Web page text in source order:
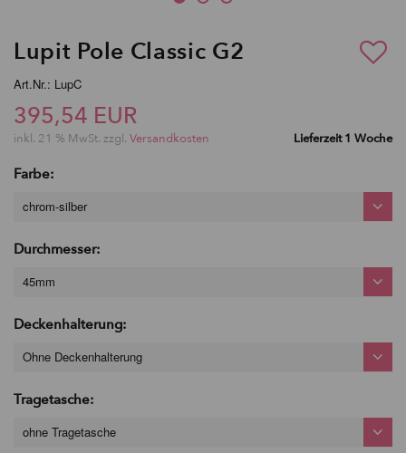
Lupit Pole Classic G2
Art.Nr.: LupC
395,54 EUR
inkl. 21 % MwSt. zzgl. Versandkosten Lieferzeit 1 Woche
Farbe:
chrom-silber
Durchmesser:
45mm
Deckenhalterung:
Ohne Deckenhalterung
Tragetasche:
ohne Tragetasche